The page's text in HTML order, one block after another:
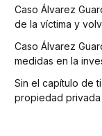
Caso Álvarez
de la víctima y
Caso Álvarez
medidas en la
Sin el capítulo de
propiedad privada